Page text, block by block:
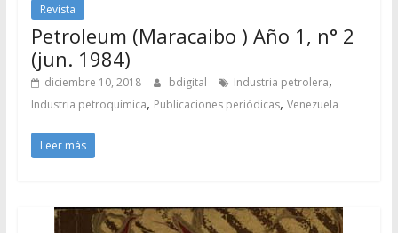
Revista
Petroleum (Maracaibo ) Año 1, n° 2
(jun. 1984)
diciembre 10, 2018 bdigital Industria petrolera,
Industria petroquímica, Publicaciones periódicas, Venezuela
Leer más